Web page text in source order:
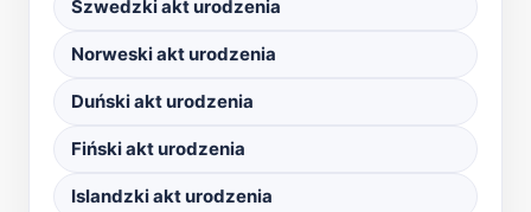
Szwedzki akt urodzenia
Norweski akt urodzenia
Duński akt urodzenia
Fiński akt urodzenia
Islandzki akt urodzenia